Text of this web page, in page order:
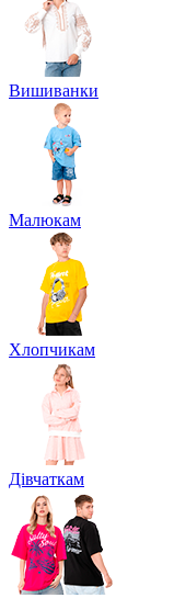
Вишиванки
Малюкам
Хлопчикам
Дівчаткам